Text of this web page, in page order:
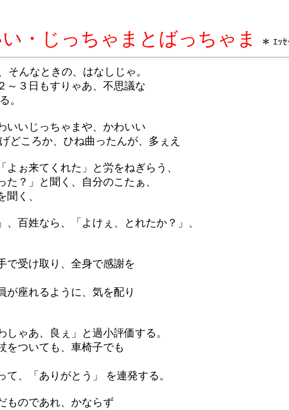
・じっちゃまとばっちゃま ＊ ｴｯ
なときの、はなしじゃ。
日もすりゃあ、不思議な
。
じっちゃまや、かわいい
ろか、ひね曲ったんが、多ぇえ
来てくれた」と労をねぎらう、
」と聞く、自分のこたぁ、
く、
なら、「よけぇ、とれたか？」、
け取り、全身で感謝を
れるように、気を配り
あ、良ぇ」と過小評価する。
ついても、車椅子でも
「ありがとう」 を連発する。
であれ、かならず